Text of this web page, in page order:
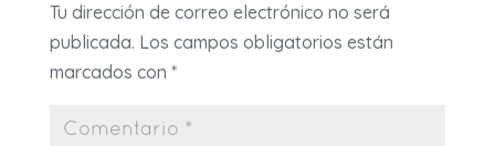
Tu dirección de correo electrónico no será
publicada. Los campos obligatorios están
marcados con *